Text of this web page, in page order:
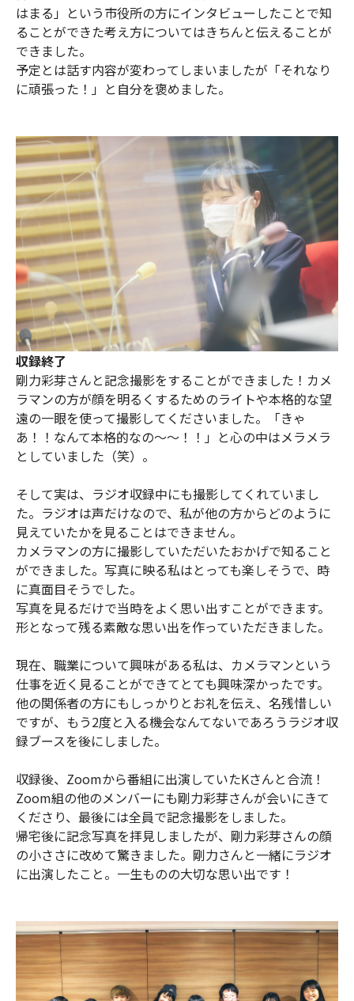
はまる」という市役所の方にインタビューしたことで知
ることができた考え方についてはきちんと伝えることが
できました。
予定とは話す内容が変わってしまいましたが「それなり
に頑張った！」と自分を褒めました。
収録終了
剛力彩芽さんと記念撮影をすることができました！カメ
ラマンの方が顔を明るくするためのライトや本格的な望
遠の一眼を使って撮影してくださいました。「きゃ
あ！！なんて本格的なの〜〜！！」と心の中はメラメラ
としていました（笑）。
そして実は、ラジオ収録中にも撮影してくれていまし
た。ラジオは声だけなので、私が他の方からどのように
見えていたかを見ることはできません。
カメラマンの方に撮影していただいたおかげで知ること
ができました。写真に映る私はとっても楽しそうで、時
に真面目そうでした。
写真を見るだけで当時をよく思い出すことができます。
形となって残る素敵な思い出を作っていただきました。
現在、職業について興味がある私は、カメラマンという
仕事を近く見ることができてとても興味深かったです。
他の関係者の方にもしっかりとお礼を伝え、名残惜しい
ですが、もう2度と入る機会なんてないであろうラジオ収
録ブースを後にしました。
収録後、Zoomから番組に出演していたKさんと合流！
Zoom組の他のメンバーにも剛力彩芽さんが会いにきて
くださり、最後には全員で記念撮影をしました。
帰宅後に記念写真を拝見しましたが、剛力彩芽さんの顔
の小ささに改めて驚きました。剛力さんと一緒にラジオ
に出演したこと。一生ものの大切な思い出です！